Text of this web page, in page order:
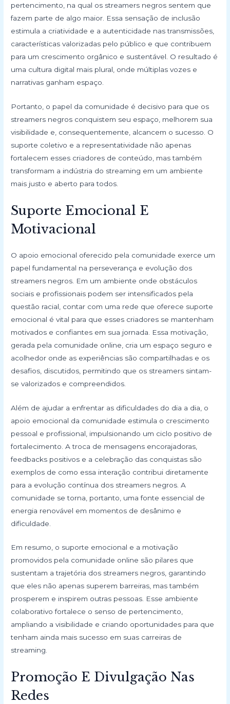
pertencimento, na qual os streamers negros sentem que
fazem parte de algo maior. Essa sensação de inclusão
estimula a criatividade e a autenticidade nas transmissões,
características valorizadas pelo público e que contribuem
para um crescimento orgânico e sustentável. O resultado é
uma cultura digital mais plural, onde múltiplas vozes e
narrativas ganham espaço.
Portanto, o papel da comunidade é decisivo para que os
streamers negros conquistem seu espaço, melhorem sua
visibilidade e, consequentemente, alcancem o sucesso. O
suporte coletivo e a representatividade não apenas
fortalecem esses criadores de conteúdo, mas também
transformam a indústria do streaming em um ambiente
mais justo e aberto para todos.
Suporte Emocional E
Motivacional
O apoio emocional oferecido pela comunidade exerce um
papel fundamental na perseverança e evolução dos
streamers negros. Em um ambiente onde obstáculos
sociais e profissionais podem ser intensificados pela
questão racial, contar com uma rede que oferece suporte
emocional é vital para que esses criadores se mantenham
motivados e confiantes em sua jornada. Essa motivação,
gerada pela comunidade online, cria um espaço seguro e
acolhedor onde as experiências são compartilhadas e os
desafios, discutidos, permitindo que os streamers sintam-
se valorizados e compreendidos.
Além de ajudar a enfrentar as dificuldades do dia a dia, o
apoio emocional da comunidade estimula o crescimento
pessoal e profissional, impulsionando um ciclo positivo de
fortalecimento. A troca de mensagens encorajadoras,
feedbacks positivos e a celebração das conquistas são
exemplos de como essa interação contribui diretamente
para a evolução contínua dos streamers negros. A
comunidade se torna, portanto, uma fonte essencial de
energia renovável em momentos de desânimo e
dificuldade.
Em resumo, o suporte emocional e a motivação
promovidos pela comunidade online são pilares que
sustentam a trajetória dos streamers negros, garantindo
que eles não apenas superem barreiras, mas também
prosperem e inspirem outras pessoas. Esse ambiente
colaborativo fortalece o senso de pertencimento,
ampliando a visibilidade e criando oportunidades para que
tenham ainda mais sucesso em suas carreiras de
streaming.
Promoção E Divulgação Nas
Redes